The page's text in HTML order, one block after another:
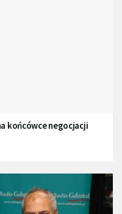
końcówce negocjacji